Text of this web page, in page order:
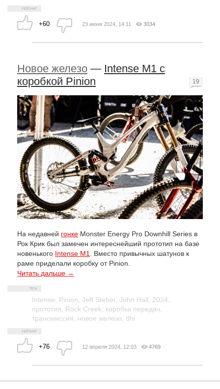
+60 23 июня 2024, 14:11 3034
Новое железо — Intense M1 с
коробкой Pinion
На недавней гонке Monster Energy Pro Downhill Series в
Рок Крик был замечен интереснейший прототип на базе
новенького Intense M1
. Вместо привычных шатунов к
раме приделали коробку от Pinion.
Читать дальше →
Intense Pinion Jeff Steber John Hall 2024
прототип
Rock Creek коробка передач
трансмиссия
новое железо dhi
+76
19
12 апреля 2024, 12:03 4769